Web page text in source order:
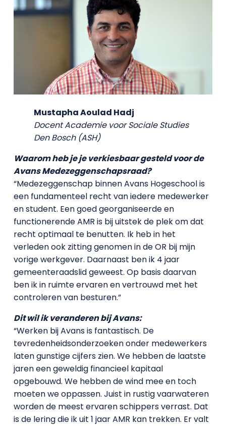
Mustapha Aoulad Hadj
Docent Academie voor Sociale Studies
Den Bosch (ASH)
Waarom heb je je verkiesbaar gesteld voor de
Avans Medezeggenschapsraad?
“Medezeggenschap binnen Avans Hogeschool is
een fundamenteel recht van iedere medewerker
en student. Een goed georganiseerde en
functionerende AMR is bij uitstek de plek om dat
recht optimaal te benutten. Ik heb in het
verleden ook zitting genomen in de OR bij mijn
vorige werkgever. Daarnaast ben ik 4 jaar
gemeenteraadslid geweest. Op basis daarvan
ben ik in ruimte ervaren en vertrouwd met het
controleren van besturen.”
Dit wil ik veranderen bij Avans:
“Werken bij Avans is fantastisch. De
tevredenheidsonderzoeken onder medewerkers
laten gunstige cijfers zien. We hebben de laatste
jaren een geweldig financieel kapitaal
opgebouwd. We hebben de wind mee en toch
moeten we oppassen. Juist in rustig vaarwateren
worden de meest ervaren schippers verrast. Dat
is de lering die ik uit 1 jaar AMR kan trekken. Er valt